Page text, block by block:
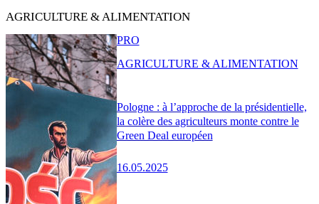
AGRICULTURE & ALIMENTATION
Pologne : à l’approche de la présidentielle,
la colère des agriculteurs monte contre le
Green Deal européen
16.05.2025
PRO
AGRICULTURE & ALIMENTATION